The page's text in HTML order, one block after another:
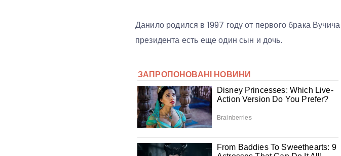
Данило родился в 1997 году от первого брака
президента есть еще один сын и дочь.